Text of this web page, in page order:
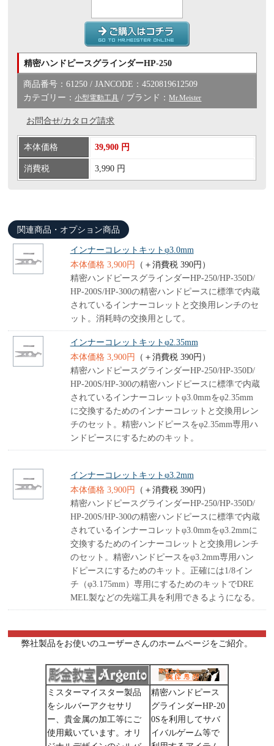
精密ハンドピースグラインダーHP-250
商品番号：61250 / JANCODE：4520819612509
カテゴリー：小型電動工具 / ブランド：Mr.Meister
お問合せ/カタログ請求
本体価格 39,900 円
消費税 3,990 円
関連商品・オプション商品
インナーコレットキットφ3.0mm
本体価格 3,900円
（＋消費税 390円）
精密ハンドピースグラインダーHP-250/HP-350D/
HP-200S/HP-300の精密ハンドピースに標準で内蔵
されているインナーコレットと交換用レンチのセ
ット。消耗時の交換用として。
インナーコレットキットφ2.35mm
本体価格 3,900円
（＋消費税 390円）
精密ハンドピースグラインダーHP-250/HP-350D/
HP-200S/HP-300の精密ハンドピースに標準で内蔵
されているインナーコレットφ3.0mmをφ2.35mm
に交換するためのインナーコレットと交換用レン
チのセット。精密ハンドピースをφ2.35mm専用ハ
ンドピースにするためのキット。
インナーコレットキットφ3.2mm
本体価格 3,900円
（＋消費税 390円）
精密ハンドピースグラインダーHP-250/HP-350D/
HP-200S/HP-300の精密ハンドピースに標準で内蔵
されているインナーコレットφ3.0mmをφ3.2mmに
交換するためのインナーコレットと交換用レンチ
のセット。精密ハンドピースをφ3.2mm専用ハン
ドピースにするためのキット。正確には1/8イン
チ（φ3.175mm）専用にするためのキットでDRE
MEL製などの先端工具を利用できるようになる。
弊社製品をお使いのユーザーさんのホームページをご紹介。
ミスターマイスター製品
をシルバーアクセサリ
ー、貴金属の加工等にご
使用戴いています。オリ
精密ハンドピース
グラインダーHP-20
0Sを利用してサバ
イバルゲーム等で